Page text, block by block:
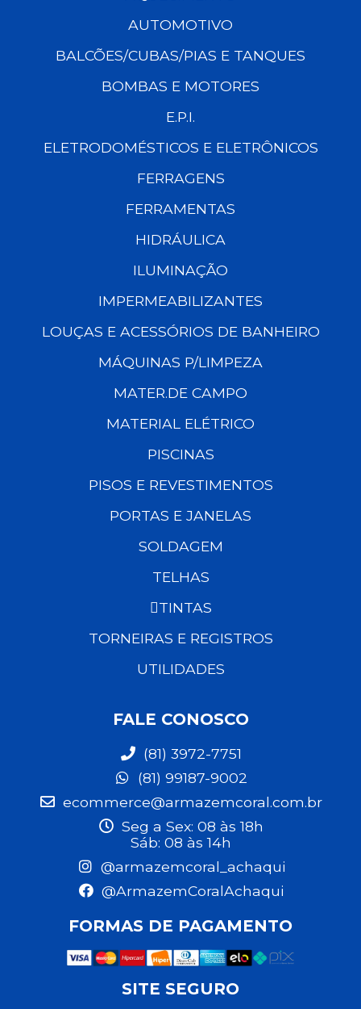
AUTOMOTIVO
BALCÕES/CUBAS/PIAS E TANQUES
BOMBAS E MOTORES
E.P.I.
ELETRODOMÉSTICOS E ELETRÔNICOS
FERRAGENS
FERRAMENTAS
HIDRÁULICA
ILUMINAÇÃO
IMPERMEABILIZANTES
LOUÇAS E ACESSÓRIOS DE BANHEIRO
MÁQUINAS P/LIMPEZA
MATER.DE CAMPO
MATERIAL ELÉTRICO
PISCINAS
PISOS E REVESTIMENTOS
PORTAS E JANELAS
SOLDAGEM
TELHAS
TINTAS
TORNEIRAS E REGISTROS
UTILIDADES
FALE CONOSCO
(81) 3972-7751
(81) 99187-9002
ecommerce@armazemcoral.com.br
Seg a Sex: 08 às 18h
Sáb: 08 às 14h
@armazemcoral_achaqui
@ArmazemCoralAchaqui
FORMAS DE PAGAMENTO
SITE SEGURO